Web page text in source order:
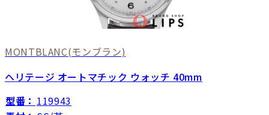
MONTBLANC(モンブラン)
ヘリテージ オートマチック ウォッチ 40mm
型番： 119943